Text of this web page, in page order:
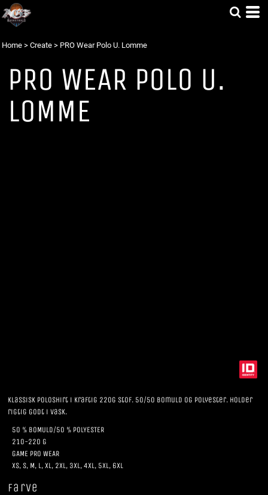
Home > Create > PRO Wear Polo U. Lomme
PRO WEAR POLO U.
LOMME
Klassisk poloshirt i kraftig 220g stof. 50/50 Bomuld og polyester. Holder
rigtig godt i vask.
50 % BOMULD/50 % POLYESTER
210-220 G
GAME PRO WEAR
XS, S, M, L, XL, 2XL, 3XL, 4XL, 5XL, 6XL
Farve